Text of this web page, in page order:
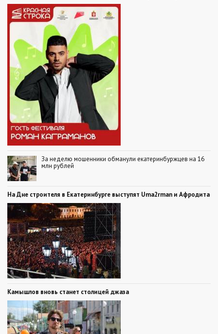
За неделю мошенники обманули екатеринбуржцев на 16
млн рублей
На Дне строителя в Екатеринбурге выступят Uma2rman и Афродита
Камышлов вновь станет столицей джаза